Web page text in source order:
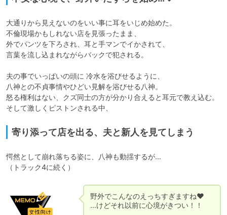
大通りから見えないのをいい事に耳をいじめ始めた。
不倫現場かもしれない店を見張ったまま、
外でパンツを下ろされ、耳と手マンでイかされて、
言葉を流し込まれながらバックで犯される。
夫の事でいっぱいの頭に 冷水を浴びせるように、
八神との不貞事情やひどい見解を浴びせる八神。
怒る権利はない、クズ同士の方が分かり合えると耳元で教え込む。
寄り添って店を出る、夫と新人を見てしまう
愕然として崩れ落ちる姿に、八神も動揺するが…
（トラック4に続く）
野外でこんなのえっちすぎますね♥
…けどそれ以前に心境がきつい！！